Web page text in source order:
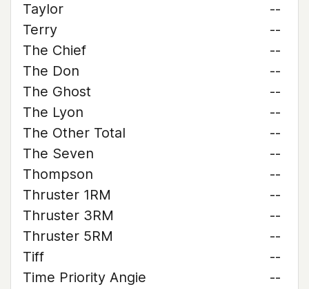
Taylor
--
Terry
--
The Chief
--
The Don
--
The Ghost
--
The Lyon
--
The Other Total
--
The Seven
--
Thompson
--
Thruster 1RM
--
Thruster 3RM
--
Thruster 5RM
--
Tiff
--
Time Priority Angie
--